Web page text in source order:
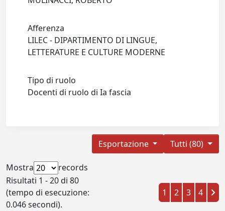
Afferenza
LILEC - DIPARTIMENTO DI LINGUE,
LETTERATURE E CULTURE MODERNE
Tipo di ruolo
Docenti di ruolo di Ia fascia
Tutti (80)
Esportazione
Mostra
records
Risultati 1 - 20 di 80
(tempo di esecuzione:
0.046 secondi).
1 2 3 4